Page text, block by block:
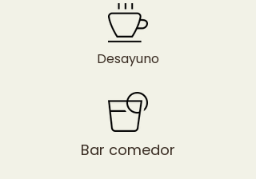
Desayuno
Bar comedor